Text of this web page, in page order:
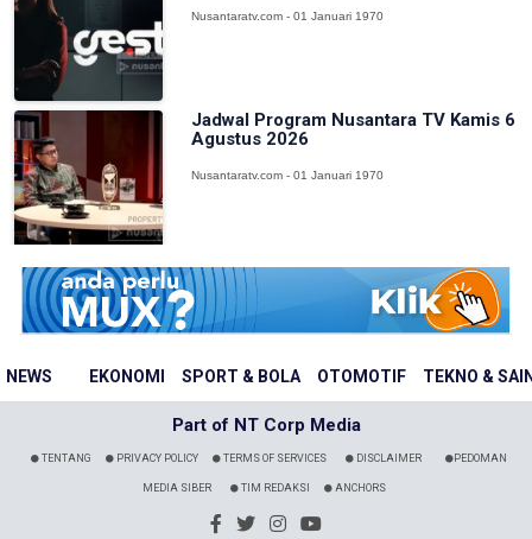
NEWS EKONOMI SPORT & BOLA OTOMOTIF TEKNO &
Nusantaratv.com - 01 Januari 1970
Jadwal Program Nusantara TV Kamis 6
Agustus 2026
Nusantaratv.com - 01 Januari 1970
Part of NT Corp Media
TENTANG PRIVACY POLICY TERMS OF SERVICES DISCLAIMER PEDOMAN
MEDIA SIBER TIM REDAKSI ANCHORS